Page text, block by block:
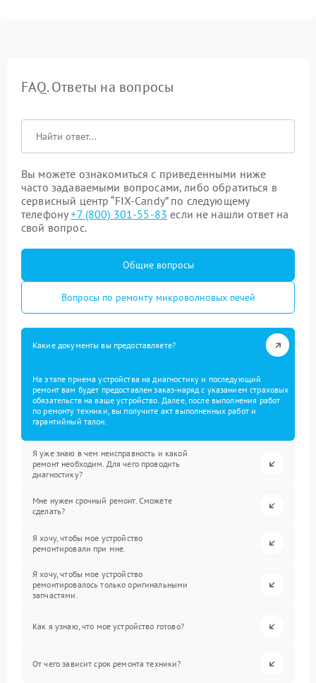
FAQ. Ответы на вопросы
Вы можете ознакомиться с приведенными ниже
часто задаваемыми вопросами, либо обратиться в
сервисный центр “FIX-Candy” по следующему
телефону+7 (800) 301-55-83 если не нашли ответ на
свой вопрос.
Общие вопросы
Вопросы по ремонту микроволновых печей
Какие документы вы предоставляете?
На этапе приема устройства на диагностику и последующий
ремонт вам будет предоставлен заказ-наряд с указанием страховых
обязательств на ваше устройство. Далее, после выполнения работ
по ремонту техники, вы получите акт выполненных работ и
гарантийный талон.
Я уже знаю в чем неисправность и какой
ремонт необходим. Для чего проводить
диагностику?
Мне нужен срочный ремонт. Сможете
сделать?
Я хочу, чтобы мое устройство
ремонтировали при мне.
Я хочу, чтобы мое устройство
ремонтировалось только оригинальными
запчастями.
Как я узнаю, что мое устройство готово?
От чего зависит срок ремонта техники?